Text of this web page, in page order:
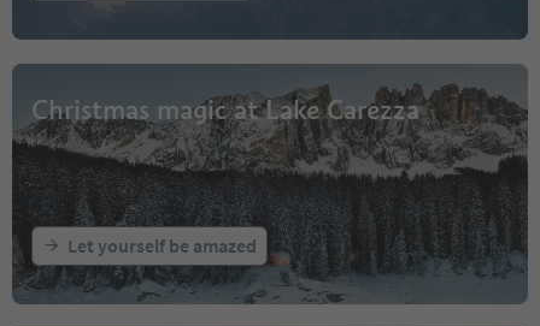
Christmas magic at Lake Carezza
Let yourself be amazed